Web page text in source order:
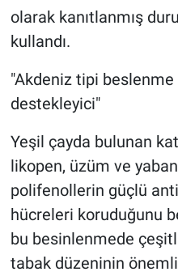
olarak kanıtlanmış
kullandı.
"Akdeniz tipi beslenme
destekleyici"
Yeşil çayda bulunan
likopen, üzüm ve
polifenollerin güçlü
hücreleri koruduğunu
bu besinlenmede
tabak düzeninin